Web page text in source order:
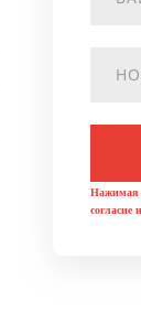
Нажимая
согласие